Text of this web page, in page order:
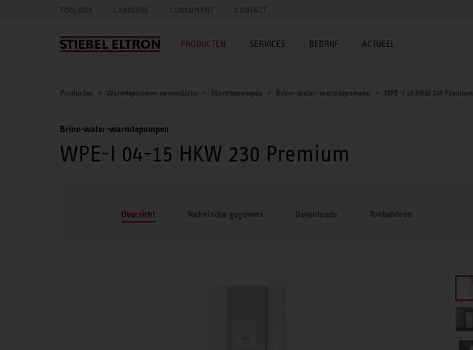
TOOLBOX CARRIÈRE CONSUMENT CONTACT
PRODUCTEN SERVICES BEDRIJF ACTUEEL
Producten Warmtepompen en ventilatie Warmtepompen Brine-water-warmtepompen WPE-I 15 HKW 230 Premium
Brine-water-warmtepompen
WPE-I 04-15 HKW 230 Premium
Overzicht Technische gegevens Downloads Toebehoren